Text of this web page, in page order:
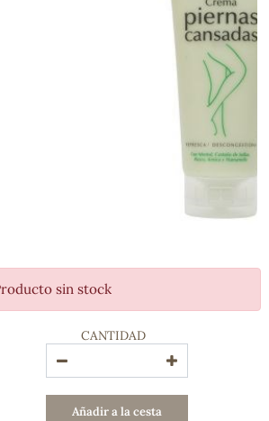
Bienestar emocional
Circulatorio, colesterol y glucosa
COSMÉTICA E HIGIENE
Hombre
Higiene personal
Labiales
Aceites esenciales y aromaterapia
Aceites vegetales
sin stock
CANTIDAD
Añadir a la cesta